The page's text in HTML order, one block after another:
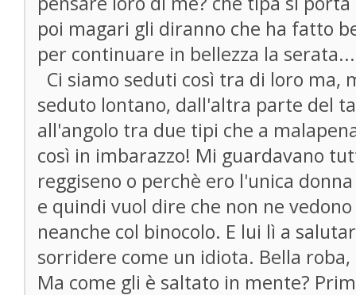
poi magari gli diranno che ha fatto
per continuare in bellezza la serata...
Ci siamo seduti così tra di loro ma,
seduto lontano, dall'altra parte del
all'angolo tra due tipi che a
così in imbarazzo! Mi guardavano
reggiseno o perchè ero l'unica
e quindi vuol dire che non ne
neanche col binocolo. E lui lì a
sorridere come un idiota. Bella roba,
Ma come gli è saltato in mente?